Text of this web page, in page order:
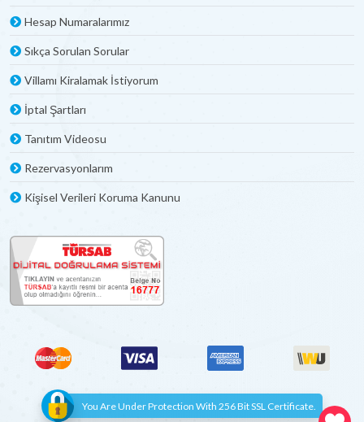
Hesap Numaralarımız
Sıkça Sorulan Sorular
Villamı Kiralamak İstiyorum
İptal Şartları
Tanıtım Videosu
Rezervasyonlarım
Kişisel Verileri Koruma Kanunu
You Are Under Protection With 256 Bit SSL Certificate.